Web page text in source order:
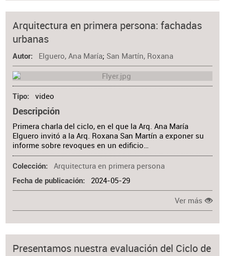
Arquitectura en primera persona: fachadas
urbanas
Autor Elguero, Ana María; San Martín, Roxana
Tipo video
Descripción
Primera charla del ciclo, en el que la Arq. Ana María
Elguero invitó a la Arq. Roxana San Martín a exponer su
informe sobre revoques en un edificio…
Colección Arquitectura en primera persona
Fecha de publicación 2024-05-29
Ver más
Presentamos nuestra evaluación del Ciclo de